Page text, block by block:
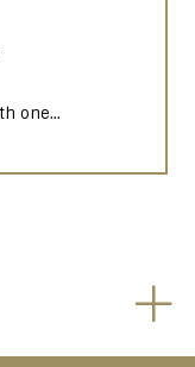
one...